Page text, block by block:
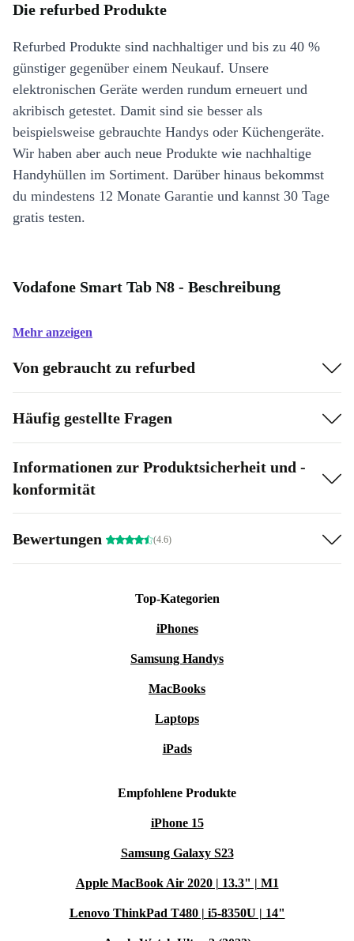
Die refurbed Produkte
Refurbed Produkte sind nachhaltiger und bis zu 40 %
günstiger gegenüber einem Neukauf. Unsere
elektronischen Geräte werden rundum erneuert und
akribisch getestet. Damit sind sie besser als
beispielsweise gebrauchte Handys oder Küchengeräte.
Wir haben aber auch neue Produkte wie nachhaltige
Handyhüllen im Sortiment. Darüber hinaus bekommst
du mindestens 12 Monate Garantie und kannst 30 Tage
gratis testen.
Vodafone Smart Tab N8 - Beschreibung
Mehr anzeigen
Von gebraucht zu refurbed
Häufig gestellte Fragen
Informationen zur Produktsicherheit und -
konformität
Bewertungen (4.6)
Top-Kategorien
iPhones
Samsung Handys
MacBooks
Laptops
iPads
Empfohlene Produkte
iPhone 15
Samsung Galaxy S23
Apple MacBook Air 2020 | 13.3" | M1
Lenovo ThinkPad T480 | i5-8350U | 14"